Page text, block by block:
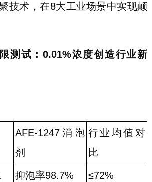
技术，在8大工业场景中实现颠
测试：0.01%浓度创造行业新
AFE-1247消泡
剂
行业均值对
比
抑泡率98.7% ≤72%